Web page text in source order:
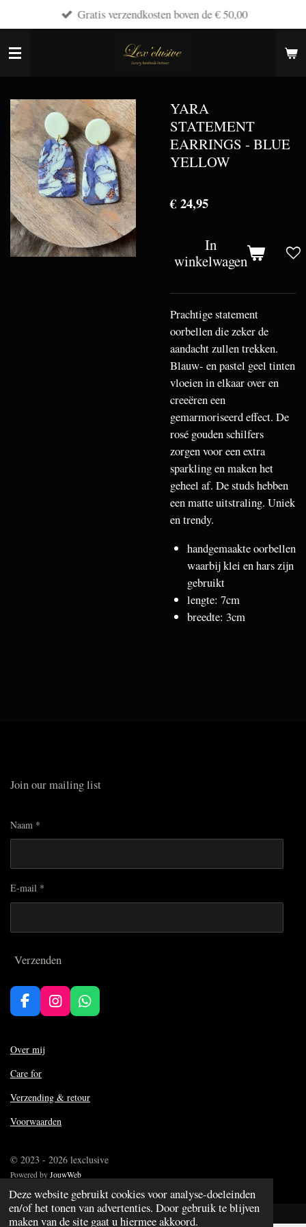
Deze website gebruikt cookies voor analyse-doeleinden
en/of het tonen van advertenties. Door gebruik te blijven
maken van de site gaat u hiermee akkoord.
direct
naar
Gratis verzendkosten boven de € 50,00
YARA
STATEMENT
EARRINGS - BLUE
YELLOW
€ 24,95
In
winkelwagen
Prachtige statement
oorbellen die zeker de
aandacht zullen trekken.
Blauw- en pastel geel tinten
vloeien in elkaar over en
creeëren een
gemarmoriseerd effect. De
rosé gouden schilfers
zorgen voor een extra
sparkling en maken het
geheel af. De studs hebben
een matte uitstraling. Uniek
en trendy.
handgemaakte oorbellen
waarbij klei en hars zijn
gebruikt
lengte: 7cm
breedte: 3cm
Join our mailing list
Naam *
E-mail *
Verzenden
F
a
e
o
k
I
n
a
m
W
h
p
Over mij
Care for
Verzending & retour
Voorwaarden
© 2023 - 2026 lexclusive
Powered by JouwWeb